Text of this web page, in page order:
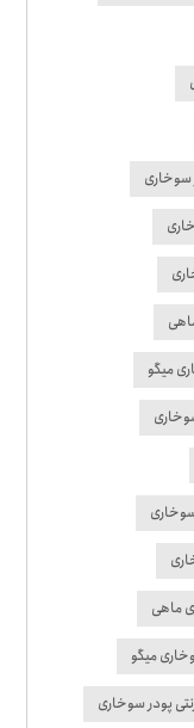
سوخاری
میگو
ماهی
میگو
پودر سوخاری